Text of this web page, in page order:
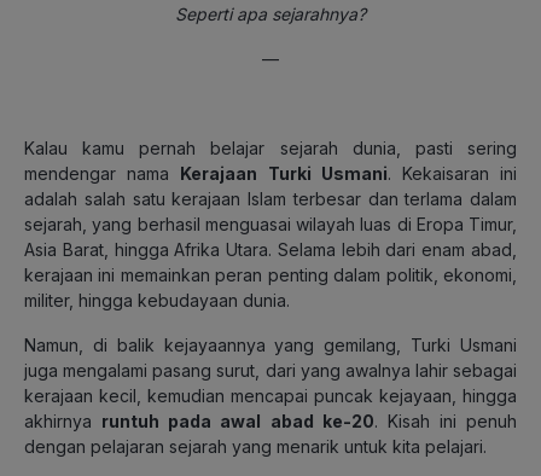
Seperti apa sejarahnya?
—
Kalau kamu pernah belajar sejarah dunia, pasti sering
mendengar nama Kerajaan Turki Usmani. Kekaisaran ini
adalah salah satu kerajaan Islam terbesar dan terlama dalam
sejarah, yang berhasil menguasai wilayah luas di Eropa Timur,
Asia Barat, hingga Afrika Utara. Selama lebih dari enam abad,
kerajaan ini memainkan peran penting dalam politik, ekonomi,
militer, hingga kebudayaan dunia.
Namun, di balik kejayaannya yang gemilang, Turki Usmani
juga mengalami pasang surut, dari yang awalnya lahir sebagai
kerajaan kecil, kemudian mencapai puncak kejayaan, hingga
akhirnya runtuh pada awal abad ke-20. Kisah ini penuh
dengan pelajaran sejarah yang menarik untuk kita pelajari.